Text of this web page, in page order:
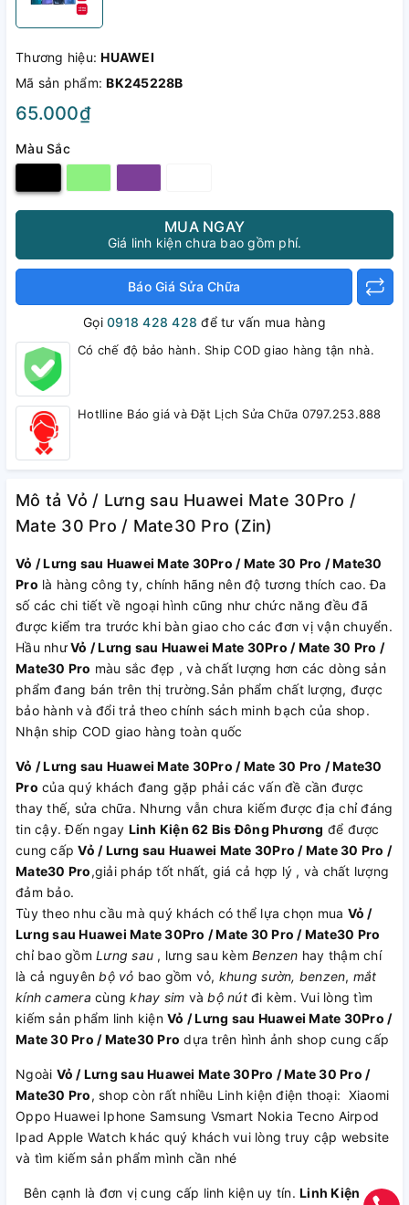
Thương hiệu:HUAWEI
Mã sản phẩm:BK245228B
65.000₫
Màu Sắc
MUA NGAY
Giá linh kiện chưa bao gồm phí.
Báo Giá Sửa Chữa
Gọi0918 428 428 để tư vấn mua hàng
Có chế độ bảo hành. Ship COD giao hàng tận nhà.
Hotlline Báo giá và Đặt Lịch Sửa Chữa 0797.253.888
Mô tả Vỏ / Lưng sau Huawei Mate 30Pro /
Mate 30 Pro / Mate30 Pro (Zin)
Vỏ / Lưng sau Huawei Mate 30Pro / Mate 30 Pro / Mate30
Pro là hàng công ty, chính hãng nên độ tương thích cao. Đa
số các chi tiết về ngoại hình cũng như chức năng đều đã
được kiểm tra trước khi bàn giao cho các đơn vị vận chuyển.
Hầu nhưVỏ / Lưng sau Huawei Mate 30Pro / Mate 30 Pro /
Mate30 Pro màu sắc đẹp , và chất lượng hơn các dòng sản
phẩm đang bán trên thị trường.Sản phẩm chất lượng, được
bảo hành và đổi trả theo chính sách minh bạch của shop.
Nhận ship COD giao hàng toàn quốc
Vỏ / Lưng sau Huawei Mate 30Pro / Mate 30 Pro / Mate30
Pro của quý khách đang gặp phải các vấn đề cần được
thay thế, sửa chữa. Nhưng vẫn chưa kiếm được địa chỉ đáng
tin cậy. Đến ngay Linh Kiện 62 Bis Đông Phương để được
cung cấpVỏ / Lưng sau Huawei Mate 30Pro / Mate 30 Pro /
Mate30 Pro,giải pháp tốt nhất, giá cả hợp lý , và chất lượng
đảm bảo.
Tùy theo nhu cầu mà quý khách có thể lựa chọn mua Vỏ /
Lưng sau Huawei Mate 30Pro / Mate 30 Pro / Mate30 Pro
chỉ bao gồm Lưng sau , lưng sau kèm Benzen hay thậm chí
là cả nguyênbộ vỏ bao gồm vỏ, khung sườn, benzen, mắt
kính camera cùngkhay sim vàbộ nútđi kèm. Vui lòng tìm
kiếm sản phẩm linh kiện Vỏ / Lưng sau Huawei Mate 30Pro /
Mate 30 Pro / Mate30 Pro dựa trên hình ảnh shop cung cấp
Ngoài Vỏ / Lưng sau Huawei Mate 30Pro / Mate 30 Pro /
Mate30 Pro, shop còn rất nhiều Linh kiện điện thoại: Xiaomi
Oppo Huawei Iphone Samsung Vsmart Nokia Tecno Airpod
Ipad Apple Watch khác quý khách vui lòng truy cập website
và tìm kiếm sản phẩm mình cần nhé
Bên cạnh là đơn vị cung cấp linh kiện uy tín. Linh Kiện